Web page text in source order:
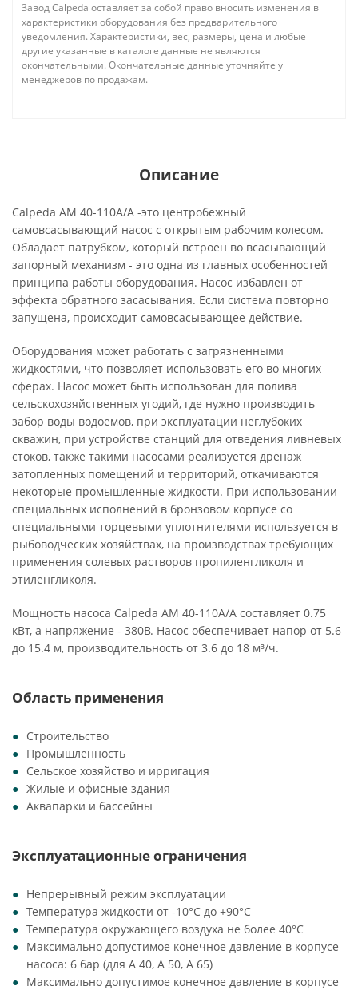
Завод Calpeda оставляет за собой право вносить изменения в
характеристики оборудования без предварительного
уведомления. Характеристики, вес, размеры, цена и любые
другие указанные в каталоге данные не являются
окончательными. Окончательные данные уточняйте у
менеджеров по продажам.
Описание
Calpeda AM 40-110A/A -это центробежный
самовсасывающий насос с открытым рабочим колесом.
Обладает патрубком, который встроен во всасывающий
запорный механизм - это одна из главных особенностей
принципа работы оборудования. Насос избавлен от
эффекта обратного засасывания. Если система повторно
запущена, происходит самовсасывающее действие.
Оборудования может работать с загрязненными
жидкостями, что позволяет использовать его во многих
сферах. Насос может быть использован для полива
сельскохозяйственных угодий, где нужно производить
забор воды водоемов, при эксплуатации неглубоких
скважин, при устройстве станций для отведения ливневых
стоков, также такими насосами реализуется дренаж
затопленных помещений и территорий, откачиваются
некоторые промышленные жидкости. При использовании
специальных исполнений в бронзовом корпусе со
специальными торцевыми уплотнителями используется в
рыбоводческих хозяйствах, на производствах требующих
применения солевых растворов пропиленгликоля и
этиленгликоля.
Мощность насоса Calpeda AM 40-110A/A составляет 0.75
кВт, а напряжение - 380В. Насос обеспечивает напор от 5.6
до 15.4 м, производительность от 3.6 до 18 м³/ч.
Область применения
Строительство
Промышленность
Сельское хозяйство и ирригация
Жилые и офисные здания
Аквапарки и бассейны
Эксплуатационные ограничения
Непрерывный режим эксплуатации
Температура жидкости от -10°C до +90°C
Температура окружающего воздуха не более 40°C
Максимально допустимое конечное давление в корпусе
насоса: 6 бар (для А 40, A 50, A 65)
Максимально допустимое конечное давление в корпусе